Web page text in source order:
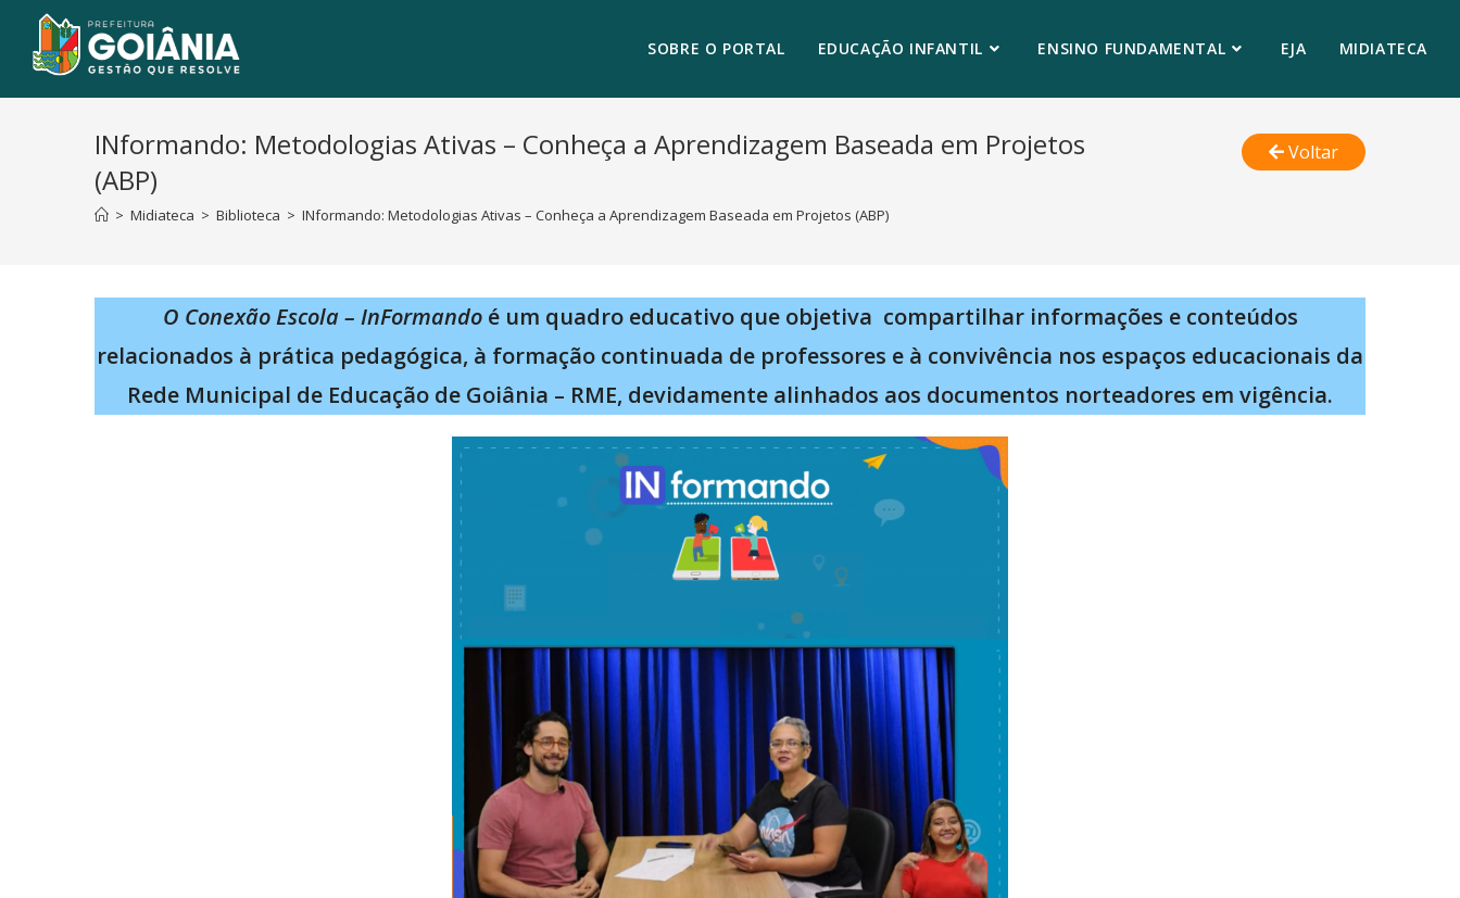
SOBRE O PORTAL EDUCAÇÃO INFANTIL ENSINO FUNDAMENTAL EJA MIDIATECA
INformando: Metodologias Ativas – Conheça a Aprendizagem Baseada em Projetos
(ABP)
> Midiateca > Biblioteca > INformando: Metodologias Ativas – Conheça a Aprendizagem Baseada em Projetos (ABP)
Voltar
O Conexão Escola – InFormandoé um quadro educativo que objetiva compartilhar informações e conteúdos
relacionados à prática pedagógica, à formação continuada de professores e à convivência nos espaços educacionais da
Rede Municipal de Educação de Goiânia – RME, devidamente alinhados aos documentos norteadores em vigência.